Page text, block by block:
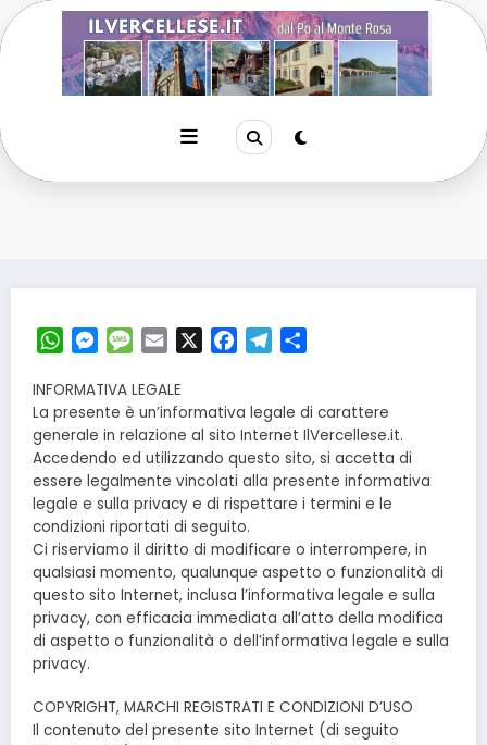
Vai
al
contenuto
WhatsApp
Messenger
Message
Email FacebookTelegram
INFORMATIVA LEGALE
La presente è un’informativa legale di carattere
generale in relazione al sito Internet IlVercellese.it.
Accedendo ed utilizzando questo sito, si accetta di
essere legalmente vincolati alla presente informativa
legale e sulla privacy e di rispettare i termini e le
condizioni riportati di seguito.
Ci riserviamo il diritto di modificare o interrompere, in
qualsiasi momento, qualunque aspetto o funzionalità di
questo sito Internet, inclusa l’informativa legale e sulla
privacy, con efficacia immediata all’atto della modifica
di aspetto o funzionalità o dell’informativa legale e sulla
privacy.
COPYRIGHT, MARCHI REGISTRATI E CONDIZIONI D’USO
Il contenuto del presente sito Internet (di seguito